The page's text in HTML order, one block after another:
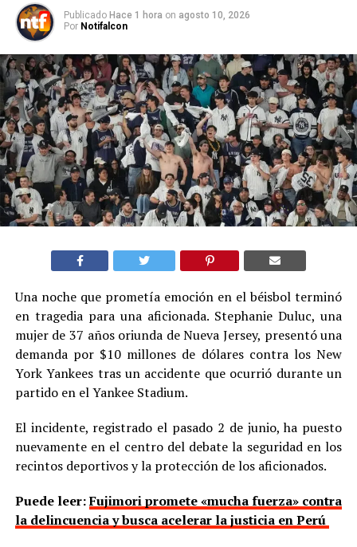
Publicado Hace 1 hora on agosto 10, 2026
Por Notifalcon
Una noche que prometía emoción en el béisbol terminó
en tragedia para una aficionada. Stephanie Duluc, una
mujer de 37 años oriunda de Nueva Jersey, presentó una
demanda por $10 millones de dólares contra los New
York Yankees tras un accidente que ocurrió durante un
partido en el Yankee Stadium.
El incidente, registrado el pasado 2 de junio, ha puesto
nuevamente en el centro del debate la seguridad en los
recintos deportivos y la protección de los aficionados.
Puede leer:Fujimori promete «mucha fuerza» contra
la delincuencia y busca acelerar la justicia en Perú